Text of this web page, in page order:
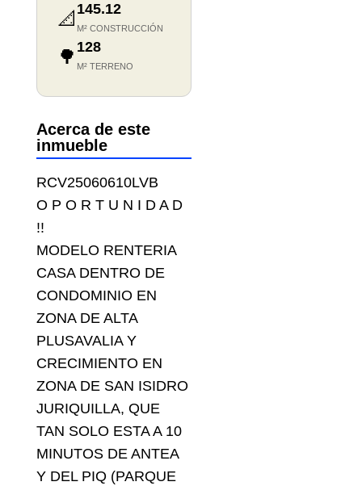
📐 145.12
M² CONSTRUCCIÓN
🌳 128
M² TERRENO
Acerca de este
inmueble
RCV25060610LVB
O P O R T U N I D A D
!!
MODELO RENTERIA
CASA DENTRO DE
CONDOMINIO EN
ZONA DE ALTA
PLUSAVALIA Y
CRECIMIENTO EN
ZONA DE SAN ISIDRO
JURIQUILLA, QUE
TAN SOLO ESTA A 10
MINUTOS DE ANTEA
Y DEL PIQ (PARQUE